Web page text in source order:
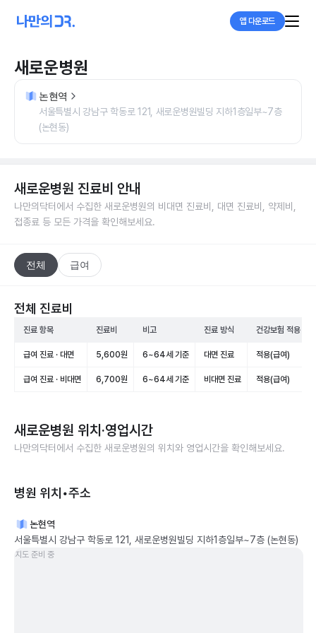
앱 다운로드
새로운병원
논현역
서울특별시 강남구 학동로 121, 새로운병원빌딩 지하1층일부~7층
(논현동)
새로운병원 진료비 안내
나만의닥터에서 수집한 새로운병원의 비대면 진료비, 대면 진료비, 약제비,
접종료 등 모든 가격을 확인해보세요.
전체 급여
전체 진료비
진료 항목 진료비 비고 진료 방식 건강보험 적용
급여 진료 · 대면 5,600원 6~64세 기준 대면 진료 적용(급여)
급여 진료 · 비대면 6,700원 6~64세 기준 비대면 진료 적용(급여)
새로운병원 위치·영업시간
나만의닥터에서 수집한 새로운병원의 위치와 영업시간을 확인해보세요.
병원 위치•주소
논현역
서울특별시 강남구 학동로 121, 새로운병원빌딩 지하1층일부~7층 (논현동)
지도 준비 중